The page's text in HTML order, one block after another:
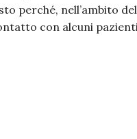
perché, nell’ambito
con alcuni